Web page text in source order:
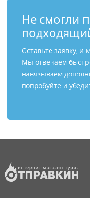
Не смогли
Оставьте заявку,
Мы отвечаем
навязываем
попробуйте и